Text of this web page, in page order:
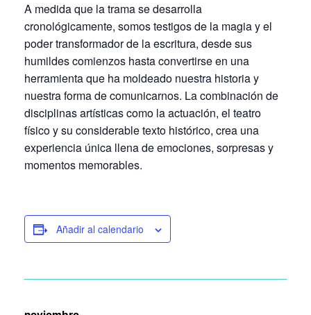
A medida que la trama se desarrolla
cronológicamente, somos testigos de la magia y el
poder transformador de la escritura, desde sus
humildes comienzos hasta convertirse en una
herramienta que ha moldeado nuestra historia y
nuestra forma de comunicarnos. La combinación de
disciplinas artísticas como la actuación, el teatro
físico y su considerable texto histórico, crea una
experiencia única llena de emociones, sorpresas y
momentos memorables.
Añadir al calendario